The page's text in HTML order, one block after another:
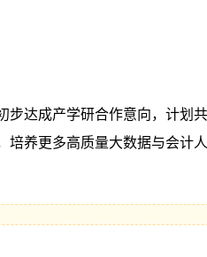
达成产学研合作意向，计划
养更多高质量大数据与会计